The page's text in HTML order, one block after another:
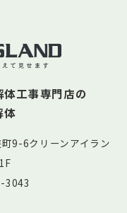
工事専門店の
体
9-6クリーンアイラン
3043